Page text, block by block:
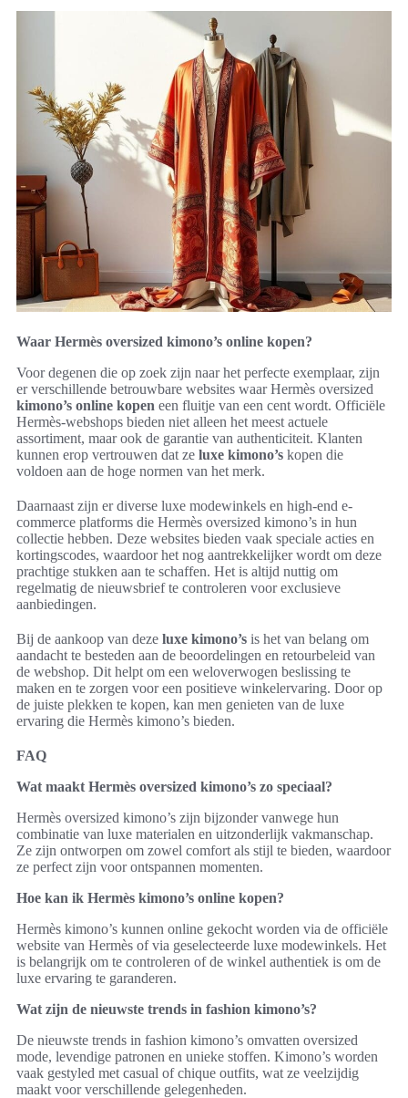
Waar Hermès oversized kimono’s online kopen?
Voor degenen die op zoek zijn naar het perfecte exemplaar, zijn
er verschillende betrouwbare websites waar Hermès oversized
kimono’s online kopen een fluitje van een cent wordt. Officiële
Hermès-webshops bieden niet alleen het meest actuele
assortiment, maar ook de garantie van authenticiteit. Klanten
kunnen erop vertrouwen dat ze luxe kimono’s kopen die
voldoen aan de hoge normen van het merk.
Daarnaast zijn er diverse luxe modewinkels en high-end e-
commerce platforms die Hermès oversized kimono’s in hun
collectie hebben. Deze websites bieden vaak speciale acties en
kortingscodes, waardoor het nog aantrekkelijker wordt om deze
prachtige stukken aan te schaffen. Het is altijd nuttig om
regelmatig de nieuwsbrief te controleren voor exclusieve
aanbiedingen.
Bij de aankoop van deze luxe kimono’s is het van belang om
aandacht te besteden aan de beoordelingen en retourbeleid van
de webshop. Dit helpt om een weloverwogen beslissing te
maken en te zorgen voor een positieve winkelervaring. Door op
de juiste plekken te kopen, kan men genieten van de luxe
ervaring die Hermès kimono’s bieden.
FAQ
Wat maakt Hermès oversized kimono’s zo speciaal?
Hermès oversized kimono’s zijn bijzonder vanwege hun
combinatie van luxe materialen en uitzonderlijk vakmanschap.
Ze zijn ontworpen om zowel comfort als stijl te bieden, waardoor
ze perfect zijn voor ontspannen momenten.
Hoe kan ik Hermès kimono’s online kopen?
Hermès kimono’s kunnen online gekocht worden via de officiële
website van Hermès of via geselecteerde luxe modewinkels. Het
is belangrijk om te controleren of de winkel authentiek is om de
luxe ervaring te garanderen.
Wat zijn de nieuwste trends in fashion kimono’s?
De nieuwste trends in fashion kimono’s omvatten oversized
mode, levendige patronen en unieke stoffen. Kimono’s worden
vaak gestyled met casual of chique outfits, wat ze veelzijdig
maakt voor verschillende gelegenheden.